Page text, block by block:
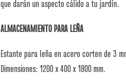
que darán un aspecto cálido a tu jardín.
ALMACENAMIENTO PARA LEÑA
Estante para leña en acero corten de 3
Dimensiones: 1200 x 400 x 1800 mm.